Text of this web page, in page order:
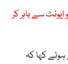
سے باہر کر
کہا کہ